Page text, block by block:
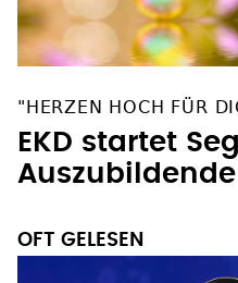
"HERZEN HOCH FÜR
EKD startet
Auszubildende
OFT GELESEN